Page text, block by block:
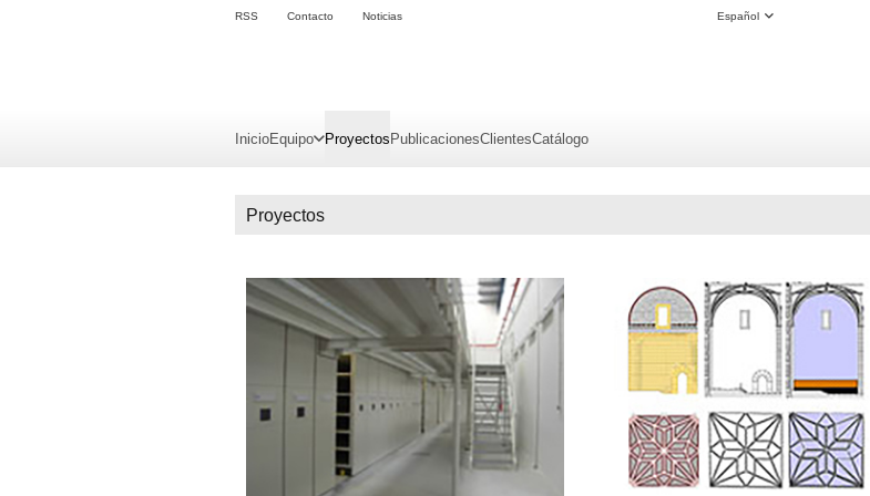
RSS Contacto Noticias Español
InicioEquipo ProyectosPublicacionesClientesCatálogo
Proyectos